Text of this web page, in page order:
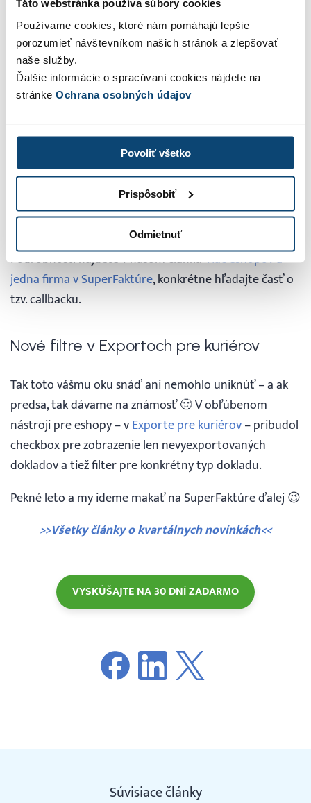
Táto webstránka používa súbory cookies
Používame cookies, ktoré nám pomáhajú lepšie
porozumieť návštevníkom našich stránok a zlepšovať
naše služby.
Ďalšie informácie o spracúvaní cookies nájdete na
stránke Ochrana osobných údajov
Povoliť všetko
Prispôsobiť
Odmietnuť
namiesto toho by vás potešila možnosť nahrať si ich
výpis, nech sa páči. Spravíte tak cez nástrojPlatby >>
Importovať výpis.
Callback payment pri viacerých
Napájate na jeden účet v SuperFaktúre viac eshopov a
používate automatické párovanie platieb? Potom si
môžete oprávnene položiť jednu otázku: Ako dať
vedieť konkrétnemu eshopu, že sa faktúra tohto
eshopu označila v SuperFaktúre za uhradenú?
Podrobnosti nájdete v našom článkuViac eshopov a
jedna firma v SuperFaktúre, konkrétne hľadajte časť o
tzv. callbacku.
Nové filtre v Exportoch pre kuriérov
Tak toto vášmu oku snáď ani nemohlo uniknúť – a ak
predsa, tak dávame na známosť 🙂 V obľúbenom
nástroji pre eshopy – vExporte pre kuriérov– pribudol
checkbox pre zobrazenie len nevyexportovaných
dokladov a tiež filter pre konkrétny typ dokladu.
Pekné leto a my ideme makať na SuperFaktúre ďalej 😉
>>Všetky články o kvartálnych novinkách<<
VYSKÚŠAJTE NA 30 DNÍ ZADARMO
Súvisiace články